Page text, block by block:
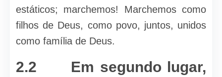
estáticos; marchemos! Marchemos como
filhos de Deus, como povo, juntos, unidos
como família de Deus.
2.2 Em segundo lugar,